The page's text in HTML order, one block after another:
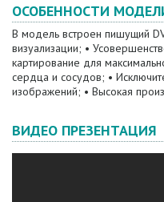
ОСОБЕННОСТИ
В модель встроен пишущий
визуализации; •
картирование для
сердца и сосудов; •
изображений; • Высокая
ВИДЕО ПРЕЗЕНТАЦИЯ